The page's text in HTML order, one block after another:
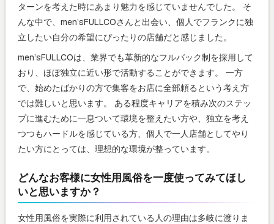
ターンを考えた時にあまり魅力を感じていませんでした。 そ
んな中で、men’sFULLCOさんと出会い、個人でフランクに独
立したい自分の希望にぴったりの店舗だと感じました。
men’sFULLCOは、業界でも革新的なフルバック制を採用して
おり、ほぼ独立に近い形で活動することができます。 一方
で、始めたばかりの方で集客をお店に全部頼るという考え方
では難しいと思います。 ある程度キャリアを積み次のステッ
プに進むために一息ついて環境を整えたい方や、独立を考え
つつもハードルを感じている方、個人で一人店舗としてやり
たい方にとっては、理想的な環境が整っています。
どんなお客様に女性用風俗を一度使ってみてほし
いと思いますか？
女性用風俗を実際に利用されている人の理由は多岐に渡りま